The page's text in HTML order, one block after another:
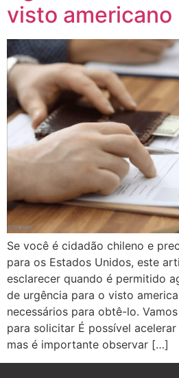
visto americano
Se você é cidadão chileno e
para os Estados Unidos, este
esclarecer quando é permitido
de urgência para o visto
necessários para obtê-lo.
para solicitar É possível
mas é importante observar […]